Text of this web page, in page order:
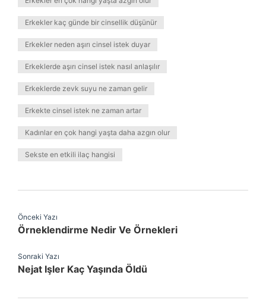
Erkekler kaç günde bir cinsellik düşünür
Erkekler neden aşırı cinsel istek duyar
Erkeklerde aşırı cinsel istek nasıl anlaşılır
Erkeklerde zevk suyu ne zaman gelir
Erkekte cinsel istek ne zaman artar
Kadınlar en çok hangi yaşta daha azgın olur
Sekste en etkili ilaç hangisi
Önceki Yazı
Örneklendirme Nedir Ve Örnekleri
Sonraki Yazı
Nejat Işler Kaç Yaşında Öldü